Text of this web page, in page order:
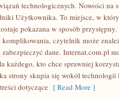
technologicznych. Nowości na
Użytkownika. To miejsce, w
pokazana w sposób przystępny.
komplikowania, czytelnik może
dane. Internat.com.pl
każdego, kto chce sprawniej
strony skupia się wokół
dotyczące [ Read More ]